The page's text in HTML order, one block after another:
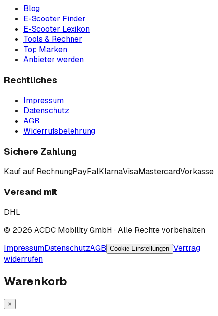
Blog
E-Scooter Finder
E-Scooter Lexikon
Tools & Rechner
Top Marken
Anbieter werden
Rechtliches
Impressum
Datenschutz
AGB
Widerrufsbelehrung
Sichere Zahlung
Kauf auf RechnungPayPalKlarnaVisaMastercardVorkasse
Versand mit
DHL
© 2026 ACDC Mobility GmbH · Alle Rechte vorbehalten
ImpressumDatenschutzAGB Cookie-Einstellungen Vertrag
widerrufen
Warenkorb
×